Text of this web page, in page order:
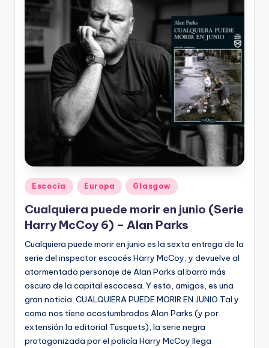
Publicado
en
Escocia Europa Glasgow
Cualquiera puede morir en junio (Serie
Harry McCoy 6) – Alan Parks
Cualquiera puede morir en junio es la sexta entrega de la
serie del inspector escocés Harry McCoy, y devuelve al
atormentado personaje de Alan Parks al barro más
oscuro de la capital escocesa. Y esto, amigos, es una
gran noticia. CUALQUIERA PUEDE MORIR EN JUNIO Tal y
como nos tiene acostumbrados Alan Parks (y por
extensión la editorial Tusquets), la serie negra
protagonizada por el policía Harry McCoy llega